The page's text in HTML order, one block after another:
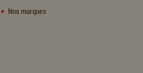
Nos marques